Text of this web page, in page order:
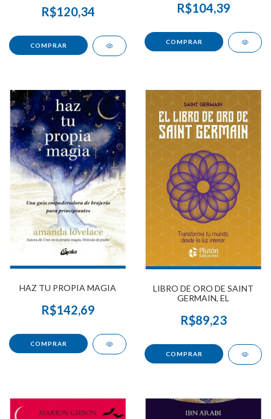
R$120,34 R$104,39
HAZ TU PROPIA MAGIA
R$142,69
LIBRO DE ORO DE SAINT
GERMAIN, EL
R$89,23